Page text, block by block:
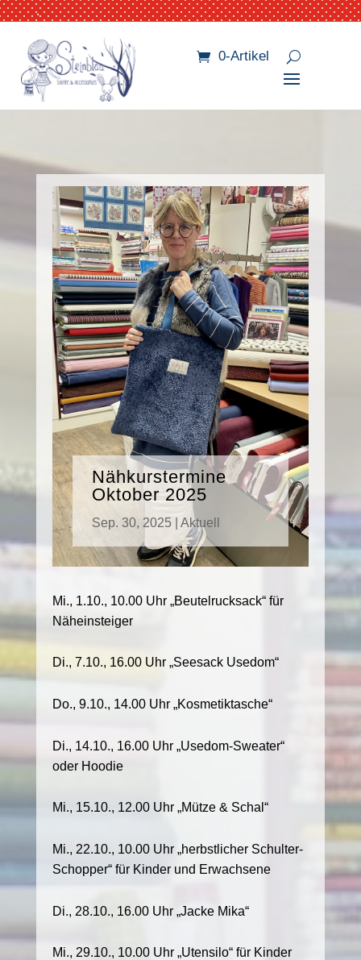
.
0-Artikel
Nähkurstermine
Oktober 2025
Sep. 30, 2025 |Aktuell
Mi., 1.10., 10.00 Uhr „Beutelrucksack“ für
Näheinsteiger
Di., 7.10., 16.00 Uhr „Seesack Usedom“
Do., 9.10., 14.00 Uhr „Kosmetiktasche“
Di., 14.10., 16.00 Uhr „Usedom-Sweater“
oder Hoodie
Mi., 15.10., 12.00 Uhr „Mütze & Schal“
Mi., 22.10., 10.00 Uhr „herbstlicher Schulter-
Schopper“ für Kinder und Erwachsene
Di., 28.10., 16.00 Uhr „Jacke Mika“
Mi., 29.10., 10.00 Uhr „Utensilo“ für Kinder